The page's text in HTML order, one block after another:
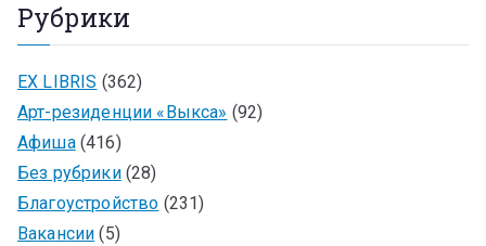
Рубрики
EX LIBRIS (362)
Арт-резиденции «Выкса» (92)
Афиша(416)
Без рубрики(28)
Благоустройство (231)
Вакансии (5)